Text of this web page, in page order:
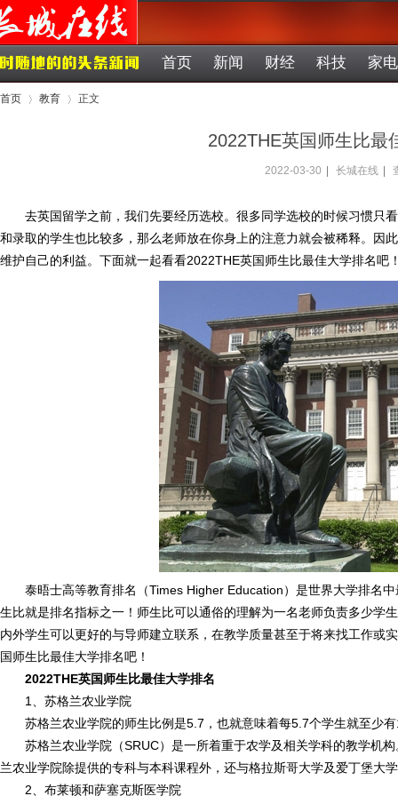
首页 新闻 财经 科技 家电
首页 教育 正文
2022THE英国师生比最
2022-03-30 长城在线
去英国留学之前，我们先要经历选校。很多同学选校的时候习惯只
和录取的学生也比较多，那么老师放在你身上的注意力就会被稀释。因
维护自己的利益。下面就一起看看2022THE英国师生比最佳大学排名吧
泰晤士高等教育排名（Times Higher Education）是世界大学排名
生比就是排名指标之一！师生比可以通俗的理解为一名老师负责多少学
内外学生可以更好的与导师建立联系，在教学质量甚至于将来找工作或
国师生比最佳大学排名吧！
2022THE英国师生比最佳大学排名
1、苏格兰农业学院
苏格兰农业学院的师生比例是5.7，也就意味着每5.7个学生就至少
苏格兰农业学院（SRUC）是一所着重于农学及相关学科的教学机
兰农业学院除提供的专科与本科课程外，还与格拉斯哥大学及爱丁堡大
2、布莱顿和萨塞克斯医学院